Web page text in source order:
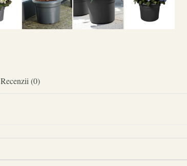
Recenzii (0)